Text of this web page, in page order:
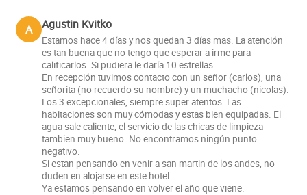
A Agustin Kvitko
Estamos hace 4 días y nos quedan 3 días mas. La atención
es tan buena que no tengo que esperar a irme para
calificarlos. Si pudiera le daría 10 estrellas.
En recepción tuvimos contacto con un señor (carlos), una
señorita (no recuerdo su nombre) y un muchacho (nicolas).
Los 3 excepcionales, siempre super atentos. Las
habitaciones son muy cómodas y estas bien equipadas. El
agua sale caliente, el servicio de las chicas de limpieza
tambien muy bueno. No encontramos ningún punto
negativo.
Si estan pensando en venir a san martin de los andes, no
duden en alojarse en este hotel.
Ya estamos pensando en volver el año que viene.